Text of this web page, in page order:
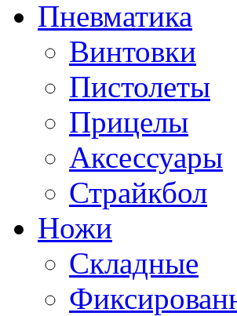
Пневматика
Винтовки
Пистолеты
Прицелы
Аксессуары
Страйкбол
Ножи
Складные